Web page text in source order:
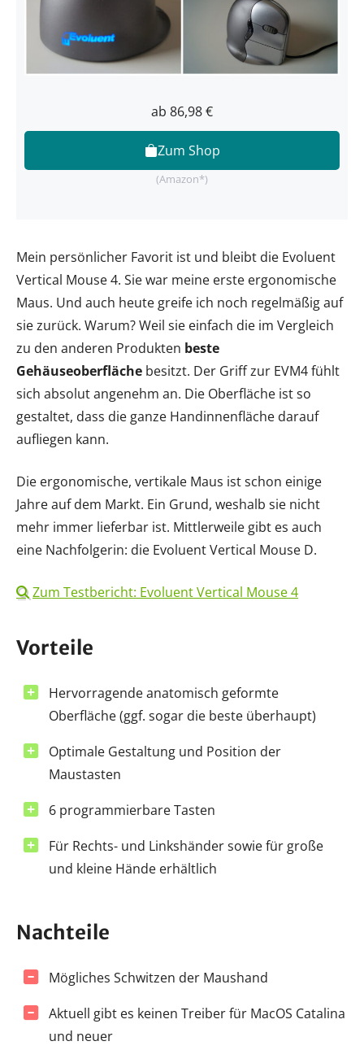
ab 86,98 €
Zum Shop
(Amazon*)
Mein persönlicher Favorit ist und bleibt die Evoluent
Vertical Mouse 4. Sie war meine erste ergonomische
Maus. Und auch heute greife ich noch regelmäßig auf
sie zurück. Warum? Weil sie einfach die im Vergleich
zu den anderen Produkten beste
Gehäuseoberfläche besitzt. Der Griff zur EVM4 fühlt
sich absolut angenehm an. Die Oberfläche ist so
gestaltet, dass die ganze Handinnenfläche darauf
aufliegen kann.
Die ergonomische, vertikale Maus ist schon einige
Jahre auf dem Markt. Ein Grund, weshalb sie nicht
mehr immer lieferbar ist. Mittlerweile gibt es auch
eine Nachfolgerin: die Evoluent Vertical Mouse D.
Zum Testbericht: Evoluent Vertical Mouse 4
Vorteile
Hervorragende anatomisch geformte
Oberfläche (ggf. sogar die beste überhaupt)
Optimale Gestaltung und Position der
Maustasten
6 programmierbare Tasten
Für Rechts- und Linkshänder sowie für große
und kleine Hände erhältlich
Nachteile
Mögliches Schwitzen der Maushand
Aktuell gibt es keinen Treiber für MacOS Catalina
und neuer